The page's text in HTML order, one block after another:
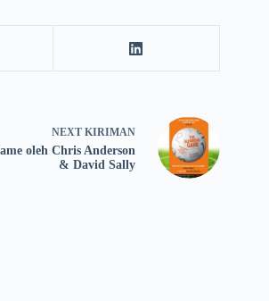
NEXT KIRIMAN
oleh Chris Anderson
& David Sally